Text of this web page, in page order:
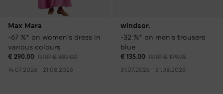
Max Mara
-67 %* on women's dress in
various colours
€ 290.00 RRP € 889.00
14.07.2026 - 21.08.2026
windsor.
-32 %* on men's trousers
blue
€ 135.00 RRP € 199.95
31.07.2026 - 31.08.2026